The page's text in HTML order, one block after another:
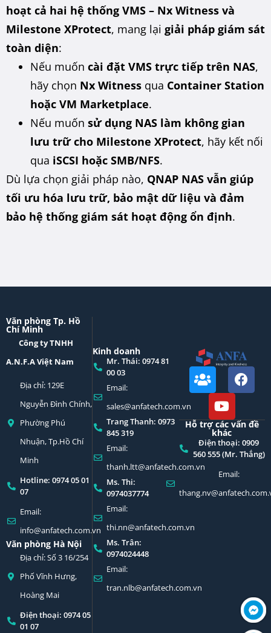
hoạt cả hai hệ thống VMS – Nx Witness và
Milestone XProtect, mang lại giải pháp giám sát
toàn diện:
Nếu muốn cài đặt VMS trực tiếp trên NAS,
hãy chọn Nx Witness qua Container Station
hoặc VM Marketplace.
Nếu muốn sử dụng NAS làm không gian
lưu trữ cho Milestone XProtect, hãy kết nối
qua iSCSI hoặc SMB/NFS.
Dù lựa chọn giải pháp nào, QNAP NAS vẫn giúp
tối ưu hóa lưu trữ, bảo mật dữ liệu và đảm
bảo hệ thống giám sát hoạt động ổn định.
Văn phòng Tp. Hồ
Chí Minh
Công ty TNHH
A.N.F.A Việt Nam
Địa chỉ: 129E
Nguyễn Đình Chính,
Phường Phú
Nhuận, Tp.Hồ Chí
Minh
Hotline: 0974 05 01
07
Email:
info@anfatech.com.vn
Văn phòng Hà Nội
Địa chỉ: Số 3 16/254
Phố Vĩnh Hưng,
Hoàng Mai
Điện thoại: 0974 05
01 07
Kinh doanh
Mr. Thái: 0974 81
00 03
Email:
sales@anfatech.com.vn
Trang Thanh: 0973
845 319
Email:
thanh.ltt@anfatech.com.vn
Ms. Thi:
0974037774
Email:
thi.nn@anfatech.com.vn
Ms. Trân:
0974024448
Email:
tran.nlb@anfatech.com.vn
Hỗ trợ các vấn đề
khác
Điện thoại: 0909
560 555 (Mr. Thắng)
Email: